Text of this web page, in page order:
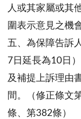
人或其家屬或其
圍表示意見之機
五、為保障告訴
7日延長為10日
及補提上訴理由
間。（修正條文
條、第382條）